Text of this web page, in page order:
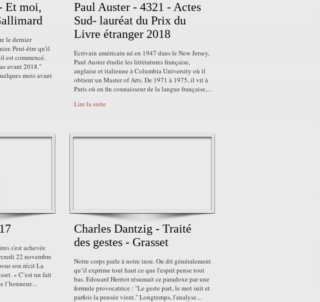
Et moi,
le dernier
Peut-être qu'il
est commencé.
avant 2018."
mois avant
Paul Auster - 4321 - Actes
Sud- lauréat du Prix du
Livre étranger 2018
Ecrivain américain né en 1947 dans le New Jersey,
Paul Auster étudie les littératures française,
anglaise et italienne à Columbia University où il
obtient un Master of Arts. De 1971 à 1975, il vit à
Paris où en fin connaisseur de la langue française,...
Lire la suite
s'est achevée
22 novembre
son récit La
« C’est un fait
l’honneur....
Charles Dantzig - Traité
des gestes - Grasset
Notre corps parle à notre insu. On dit généralement
qu’il exprime tout haut ce que l'esprit pense tout
bas. Edouard Herriot résumait ce paradoxe par une
formule provocatrice : "Le geste part, le mot suit et
parfois la pensée vient." Longtemps, l'analyse...